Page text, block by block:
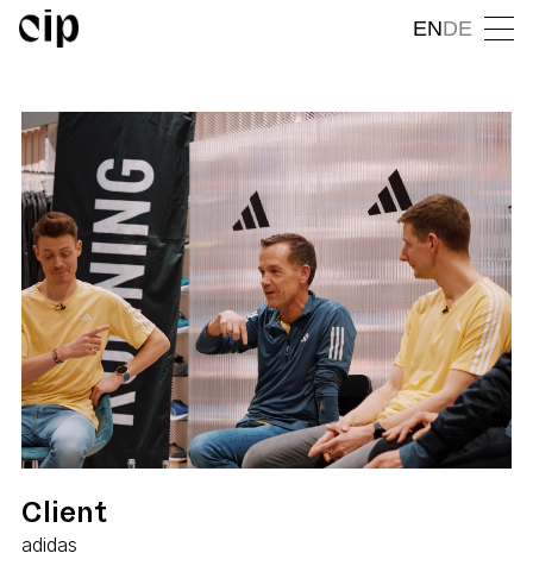
ENDE
Client
adidas